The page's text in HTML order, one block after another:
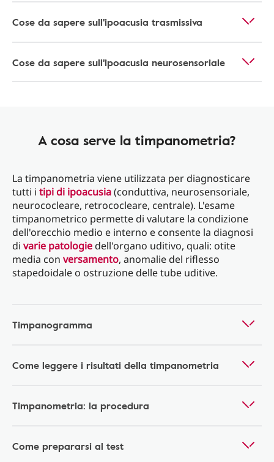
Cose da sapere sull'ipoacusia trasmissiva
Cose da sapere sull'ipoacusia neurosensoriale
A cosa serve la timpanometria?
La timpanometria viene utilizzata per diagnosticare
tutti i tipi di ipoacusia(conduttiva, neurosensoriale,
neurococleare, retrococleare, centrale). L'esame
timpanometrico permette di valutare la condizione
dell'orecchio medio e interno e consente la diagnosi
di varie patologiedell'organo uditivo, quali: otite
media con versamento, anomalie del riflesso
stapedoidale o ostruzione delle tube uditive.
Timpanogramma
Come leggere i risultati della timpanometria
Timpanometria: la procedura
Come prepararsi al test